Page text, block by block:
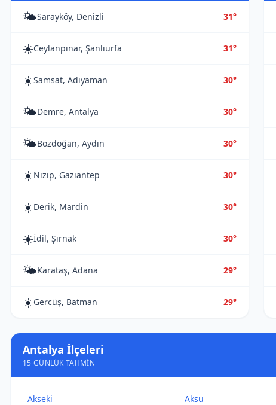
🌤️Sarayköy, Denizli 31°
☀️Ceylanpınar, Şanlıurfa 31°
☀️Samsat, Adıyaman 30°
🌤️Demre, Antalya 30°
🌤️Bozdoğan, Aydın 30°
☀️Nizip, Gaziantep 30°
☀️Derik, Mardin 30°
☀️İdil, Şırnak 30°
🌤️Karataş, Adana 29°
☀️Gercüş, Batman 29°
Antalya İlçeleri
15 GÜNLÜK TAHMIN
Akseki Aksu